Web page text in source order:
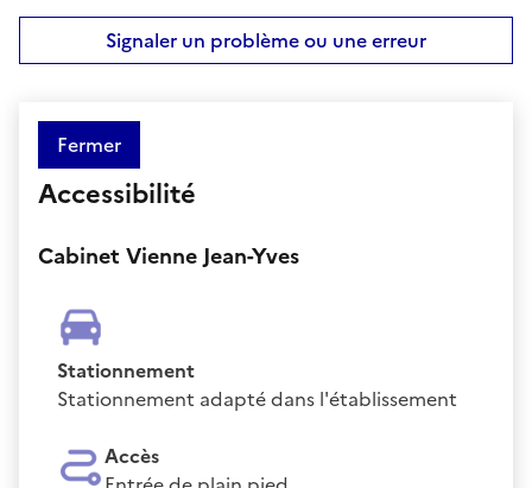
Signaler un problème ou une erreur
Fermer
Accessibilité
Cabinet Vienne Jean-Yves
Stationnement
Stationnement adapté dans l'établissement
Accès